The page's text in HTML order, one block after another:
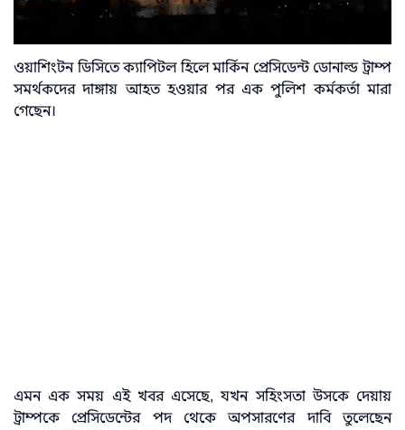
ওয়াশিংটন ডিসিতে ক্যাপিটল হিলে মার্কিন প্রেসিডেন্ট ডোনাল্ড ট্রাম্প
সমর্থকদের দাঙ্গায় আহত হওয়ার পর এক পুলিশ কর্মকর্তা মারা
গেছেন।
এমন এক সময় এই খবর এসেছে, যখন সহিংসতা উসকে দেয়ায়
ট্রাম্পকে প্রেসিডেন্টের পদ থেকে অপসারণের দাবি তুলেছেন